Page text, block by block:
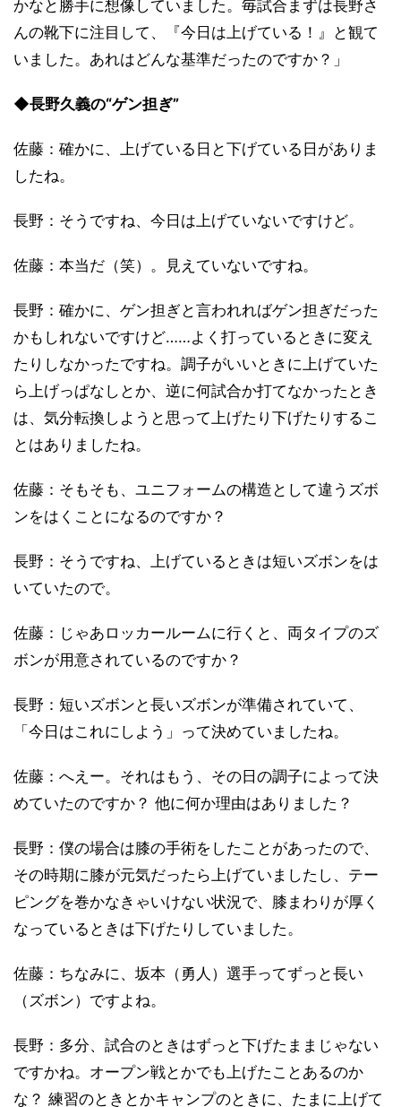
かなと勝手に想像していました。毎試合まずは長野さ
んの靴下に注目して、『今日は上げている！』と観て
いました。あれはどんな基準だったのですか？」
◆長野久義の“ゲン担ぎ”
佐藤：確かに、上げている日と下げている日がありま
したね。
長野：そうですね、今日は上げていないですけど。
佐藤：本当だ（笑）。見えていないですね。
長野：確かに、ゲン担ぎと言われればゲン担ぎだった
かもしれないですけど……よく打っているときに変え
たりしなかったですね。調子がいいときに上げていた
ら上げっぱなしとか、逆に何試合か打てなかったとき
は、気分転換しようと思って上げたり下げたりするこ
とはありましたね。
佐藤：そもそも、ユニフォームの構造として違うズボ
ンをはくことになるのですか？
長野：そうですね、上げているときは短いズボンをは
いていたので。
佐藤：じゃあロッカールームに行くと、両タイプのズ
ボンが用意されているのですか？
長野：短いズボンと長いズボンが準備されていて、
「今日はこれにしよう」って決めていましたね。
佐藤：へえー。それはもう、その日の調子によって決
めていたのですか？ 他に何か理由はありました？
長野：僕の場合は膝の手術をしたことがあったので、
その時期に膝が元気だったら上げていましたし、テー
ピングを巻かなきゃいけない状況で、膝まわりが厚く
なっているときは下げたりしていました。
佐藤：ちなみに、坂本（勇人）選手ってずっと長い
（ズボン）ですよね。
長野：多分、試合のときはずっと下げたままじゃない
ですかね。オープン戦とかでも上げたことあるのか
な？ 練習のときとかキャンプのときに、たまに上げて